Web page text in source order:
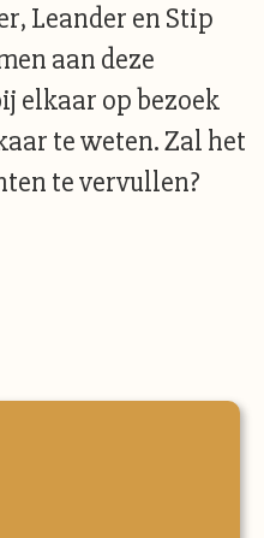
Leander en Stip
aan deze
elkaar op bezoek
te weten. Zal het
te vervullen?